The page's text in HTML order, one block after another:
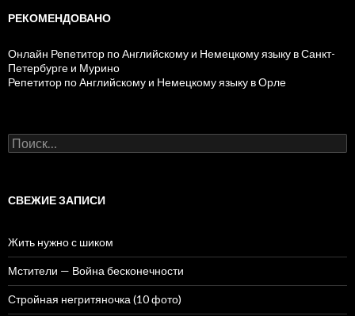
РЕКОМЕНДОВАНО
Онлайн Репетитор по Английскому и Немецкому языку в Санкт-
Петербурге и Мурино
Репетитор по Английскому и Немецкому языку в Орле
Н
а
и
СВЕЖИЕ ЗАПИСИ
Жить нужно с шиком
Мстители — Война бесконечности
Стройная негритяночка (10 фото)